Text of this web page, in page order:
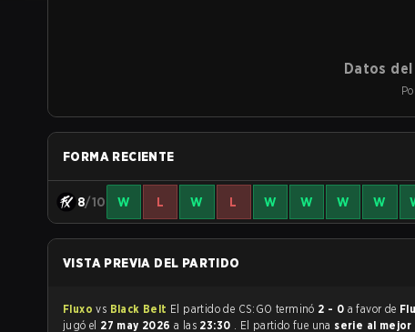
Datos
FORMA RECIENTE
8/10 W L W L W W W W
VISTA PREVIA DEL PARTIDO
Fluxovs Black Belt El partido de CS:GO terminó 2 - 0 a favor de
jugó el 27 may 2026 a las 23:30 . El partido fue una serie al